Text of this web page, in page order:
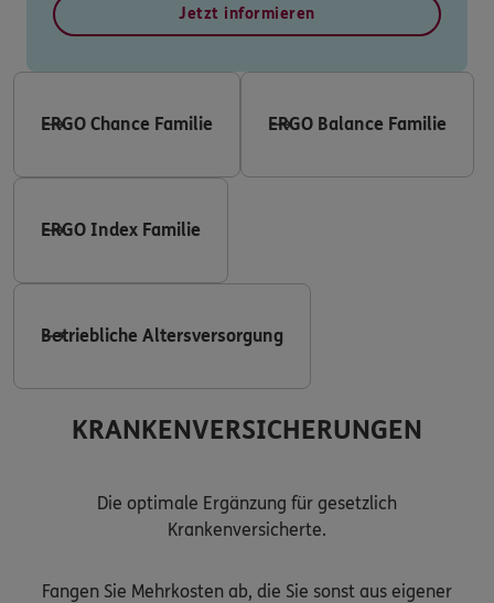
Jetzt informieren
ERGO Chance Familie ERGO Balance Familie
ERGO Index Familie
Betriebliche Altersversorgung
KRANKENVERSICHERUNGEN
Die optimale Ergänzung für gesetzlich
Krankenversicherte.
Fangen Sie Mehrkosten ab, die Sie sonst aus eigener